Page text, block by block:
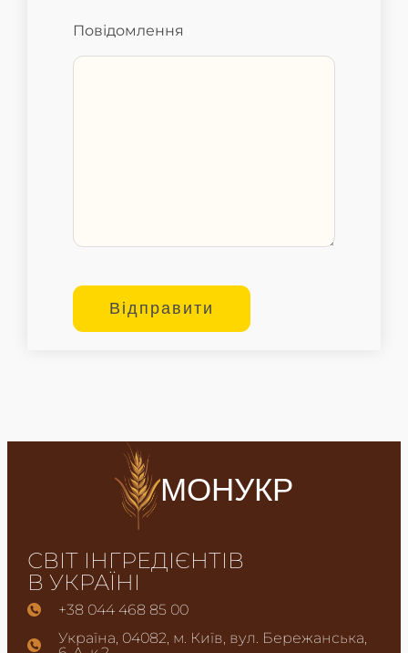
Повідомлення
МОНУКР
СВІТ ІНГРЕДІЄНТІВ
В УКРАЇНІ
+38 044 468 85 00
Україна, 04082, м. Київ, вул. Бережанська,